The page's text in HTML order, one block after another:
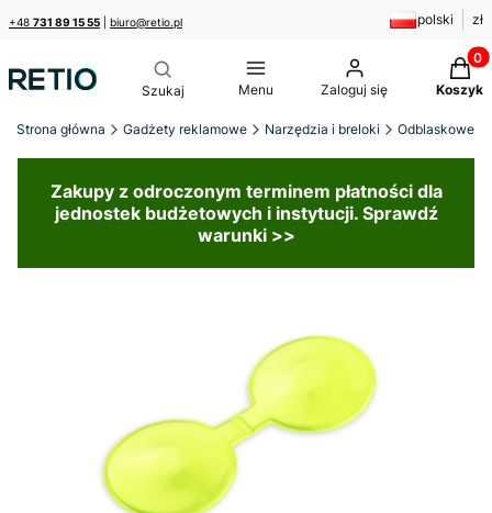
+48 731 89 15 55 biuro@retio.pl polski zł
Menu Zaloguj się Koszyk
Strona główna Gadżety reklamowe Narzędzia i breloki Odblaskowe
Zakupy z odroczonym terminem płatności dla
jednostek budżetowych i instytucji. Sprawdź
warunki >>